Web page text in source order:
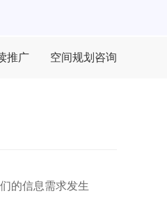
推广 空间规划咨询
的信息需求发生